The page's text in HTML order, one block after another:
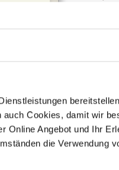
Cookies, damit wir
Online Angebot und Ihr
die Verwendung